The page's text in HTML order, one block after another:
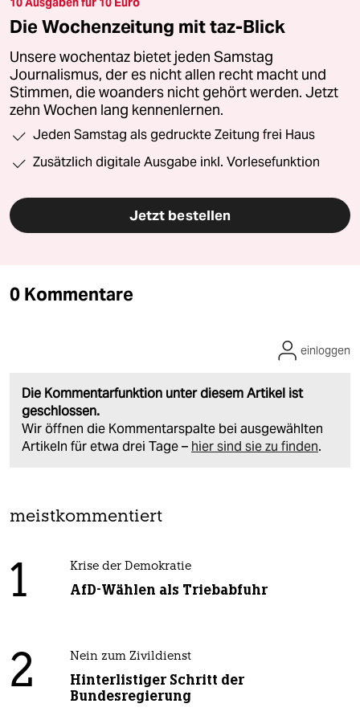
Die Wochenzeitung mit taz-Blick
Unsere wochentaz bietet jeden Samstag
Journalismus, der es nicht allen recht macht und
Stimmen, die woanders nicht gehört werden. Jetzt
zehn Wochen lang kennenlernen.
Jeden Samstag als gedruckte Zeitung frei Haus
Zusätzlich digitale Ausgabe inkl. Vorlesefunktion
Jetzt bestellen
0 Kommentare
Die Kommentarfunktion unter diesem Artikel ist
geschlossen.
Wir öffnen die Kommentarspalte bei ausgewählten
Artikeln für etwa drei Tage – hier sind sie zu finden.
einloggen
meistkommentiert
1 Krise der Demokratie
AfD-Wählen als Triebabfuhr
2 Nein zum Zivildienst
Hinterlistiger Schritt der
Bundesregierung